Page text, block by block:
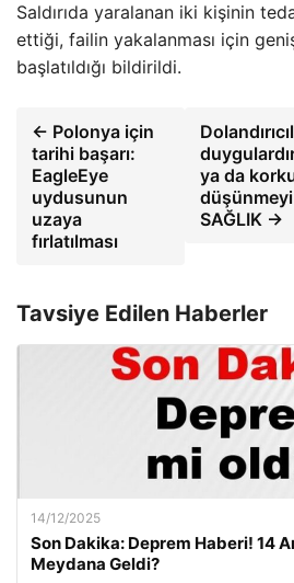
Saldırıda yaralanan iki kişinin
ettiği, failin yakalanması için
başlatıldığı bildirildi.
← Polonya için
tarihi başarı:
EagleEye
uydusunun
uzaya
fırlatılması
ya da
SAĞLIK →
Tavsiye Edilen Haberler
14/12/2025
Son Dakika: Deprem Haberi! 14
Meydana Geldi?